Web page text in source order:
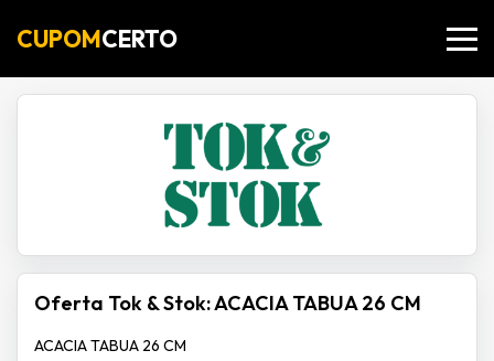
CUPOMCERTO
Oferta Tok & Stok: ACACIA TABUA 26 CM
ACACIA TABUA 26 CM